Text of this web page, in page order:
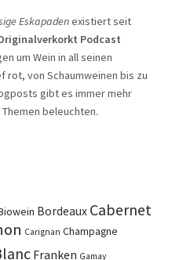
Eskapadenexistiert seit
Podcast
um Wein in all seinen
rot, von Schaumweinen bis zu
gibt es immer mehr
beleuchten.
Bordeaux Cabernet
Carignan Champagne
Franken Gamay